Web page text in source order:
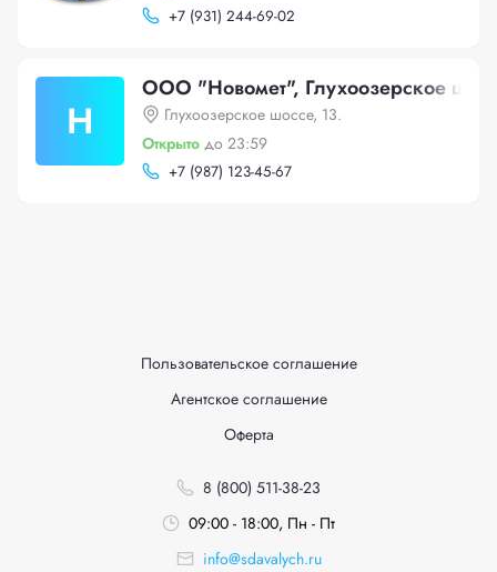
+7 (931) 244-69-02
Н
ООО "Новомет", Глухоозерское
Глухоозерское шоссе, 13.
Открыто до 23:59
+7 (987) 123-45-67
Пользовательское соглашение
Агентское соглашение
Оферта
8 (800) 511-38-23
09:00 - 18:00, Пн - Пт
info@sdavalych.ru